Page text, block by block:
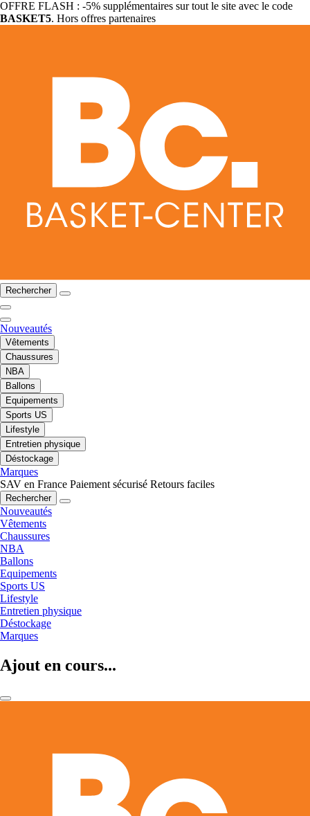
OFFRE FLASH : -5% supplémentaires sur tout le site avec le code
BASKET5. Hors offres partenaires
Rechercher
Nouveautés
Vêtements
Chaussures
NBA
Ballons
Equipements
Sports US
Lifestyle
Entretien physique
Déstockage
Marques
SAV en France Paiement sécurisé Retours faciles
Rechercher
Nouveautés
Vêtements
Chaussures
NBA
Ballons
Equipements
Sports US
Lifestyle
Entretien physique
Déstockage
Marques
Ajout en cours...